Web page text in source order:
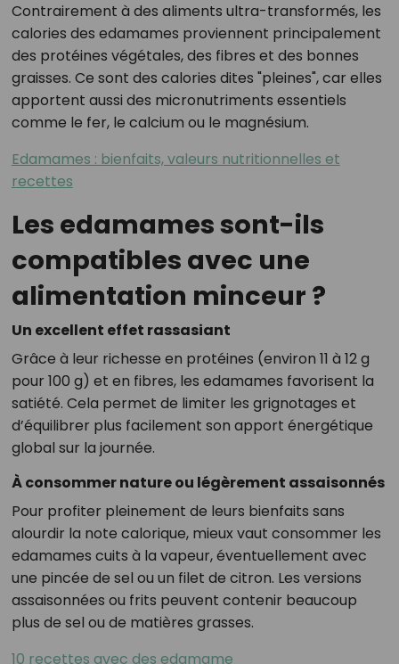
Contrairement à des aliments ultra-transformés, les
calories des edamames proviennent principalement
des protéines végétales, des fibres et des bonnes
graisses. Ce sont des calories dites "pleines", car elles
apportent aussi des micronutriments essentiels
comme le fer, le calcium ou le magnésium.
Edamames : bienfaits, valeurs nutritionnelles et
recettes
Les edamames sont-ils
compatibles avec une
alimentation minceur ?
Un excellent effet rassasiant
Grâce à leur richesse en protéines (environ 11 à 12 g
pour 100 g) et en fibres, les edamames favorisent la
satiété. Cela permet de limiter les grignotages et
d’équilibrer plus facilement son apport énergétique
global sur la journée.
À consommer nature ou légèrement assaisonnés
Pour profiter pleinement de leurs bienfaits sans
alourdir la note calorique, mieux vaut consommer les
edamames cuits à la vapeur, éventuellement avec
une pincée de sel ou un filet de citron. Les versions
assaisonnées ou frits peuvent contenir beaucoup
plus de sel ou de matières grasses.
10 recettes avec des edamame